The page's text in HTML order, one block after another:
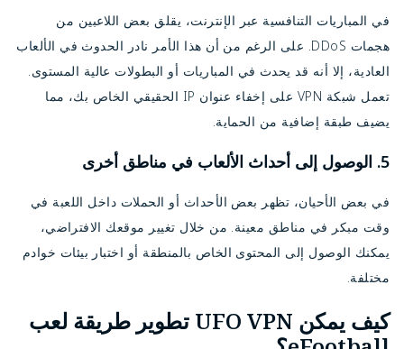
في المباريات التنافسية عبر الإنترنت، يقلق بعض اللاعبين من
هجمات DDoS. على الرغم من أن هذا الأمر نادر الحدوث في الألعاب
العادية، إلا أنه قد يحدث في المباريات أو البطولات عالية المستوى.
تعمل شبكة VPN على إخفاء عنوان IP الحقيقي الخاص بك، مما
يضيف طبقة إضافية من الحماية.
5. الوصول إلى أحداث الألعاب في مناطق أخرى
في بعض الأحيان، تظهر بعض الأحداث أو الحملات داخل اللعبة في
وقت مبكر في مناطق معينة. من خلال تغيير موقعك الافتراضي،
يمكنك الوصول إلى المحتوى الخاص بالمنطقة أو اختبار بيئات خوادم
مختلفة.
كيف يمكن UFO VPN تطوير طريقة لعب